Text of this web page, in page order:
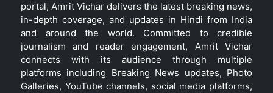
portal, Amrit Vichar delivers the latest breaking news,
in-depth coverage, and updates in Hindi from India
and around the world. Committed to credible
journalism and reader engagement, Amrit Vichar
connects with its audience through multiple
platforms including Breaking News updates, Photo
Galleries, YouTube channels, social media platforms,